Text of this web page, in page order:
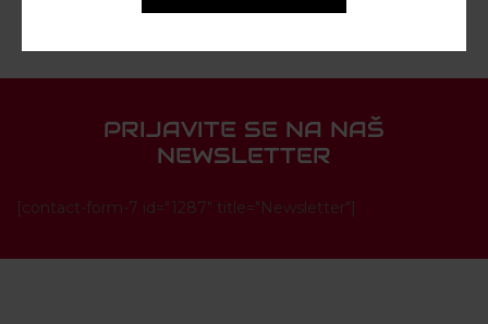
PRIJAVITE SE NA NAŠ
NEWSLETTER
[contact-form-7 id="1287" title="Newsletter"]